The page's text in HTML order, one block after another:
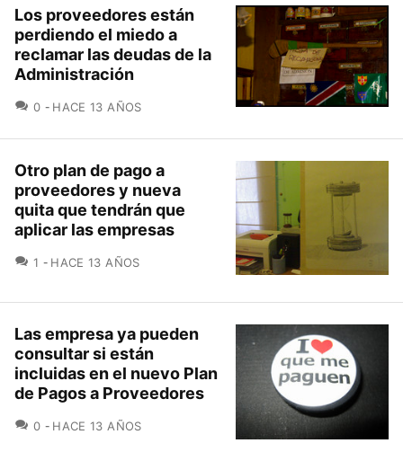
Los proveedores están
perdiendo el miedo a
reclamar las deudas de la
Administración
0 COMENTARIOS
HACE 13 AÑOS
Otro plan de pago a
proveedores y nueva
quita que tendrán que
aplicar las empresas
1 COMENTARIOS
HACE 13 AÑOS
Las empresa ya pueden
consultar si están
incluidas en el nuevo Plan
de Pagos a Proveedores
0 COMENTARIOS
HACE 13 AÑOS